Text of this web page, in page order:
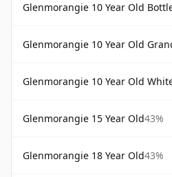
Glenmorangie 10 Year Old
Glenmorangie 10 Year Old
Glenmorangie 10 Year Old
Glenmorangie 15 Year Old43%
Glenmorangie 18 Year Old43%